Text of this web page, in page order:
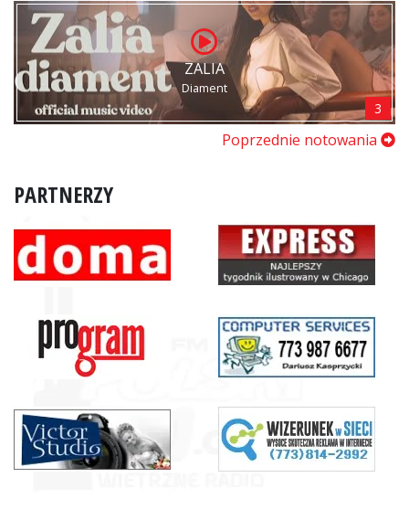
ZALIA
Diament
3
Poprzednie notowania
PARTNERZY